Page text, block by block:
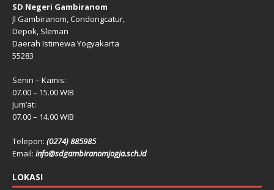
SD Negeri Gambiranom
Jl Gambiranom, Condongcatur,
Depok, Sleman
Daerah Istimewa Yogyakarta
55283
Senin – Kamis:
07.00 – 15.00 WIB
Jum’at:
07.00 – 14.00 WIB
Telepon: (0274) 885985
Email: info@sdgambiranomjogja.sch.id
LOKASI